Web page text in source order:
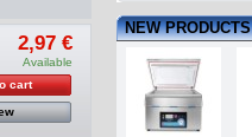
2,97 €
Available
cart
NEW PRODUCTS